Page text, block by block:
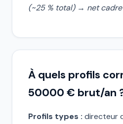
(~25 % total) → net cadre
À quels profils
50000 € brut/an
Profils types : directeur